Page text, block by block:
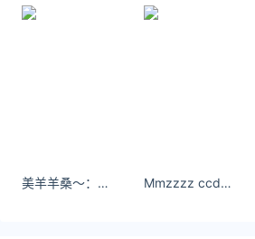
美羊羊桑～：变成了小时候会羡慕的漂亮姐姐 Mmzzzz ccd拍的橘子洲游客照~ - 小红书